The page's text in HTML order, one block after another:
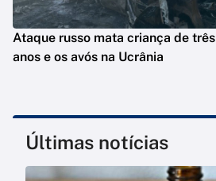
Ataque russo mata criança de três
anos e os avós na Ucrânia
Últimas notícias